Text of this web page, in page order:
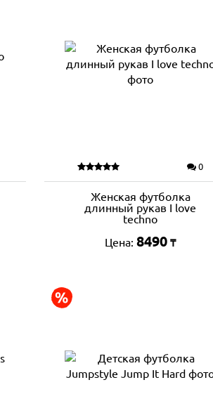
0
Женская футболка
длинный рукав I love
techno
Цена:8490 ₸